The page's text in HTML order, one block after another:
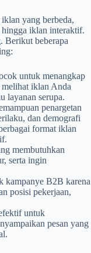
yang berbeda,
iklan interaktif.
Berikut beberapa
untuk menangkap
melihat iklan Anda
layanan serupa.
penargetan
dan demografi
format iklan
membutuhkan
serta ingin
kampanye B2B karena
posisi pekerjaan,
untuk
pesan yang